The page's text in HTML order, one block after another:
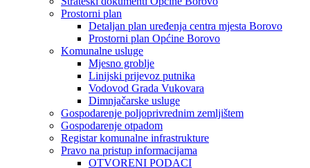
Prostorni plan
Detaljan plan uređenja centra mjesta Borovo
Prostorni plan Općine Borovo
Komunalne usluge
Mjesno groblje
Linijski prijevoz putnika
Vodovod Grada Vukovara
Dimnjačarske usluge
Gospodarenje poljoprivrednim zemljištem
Gospodarenje otpadom
Registar komunalne infrastrukture
Pravo na pristup informacijama
OTVORENI PODACI